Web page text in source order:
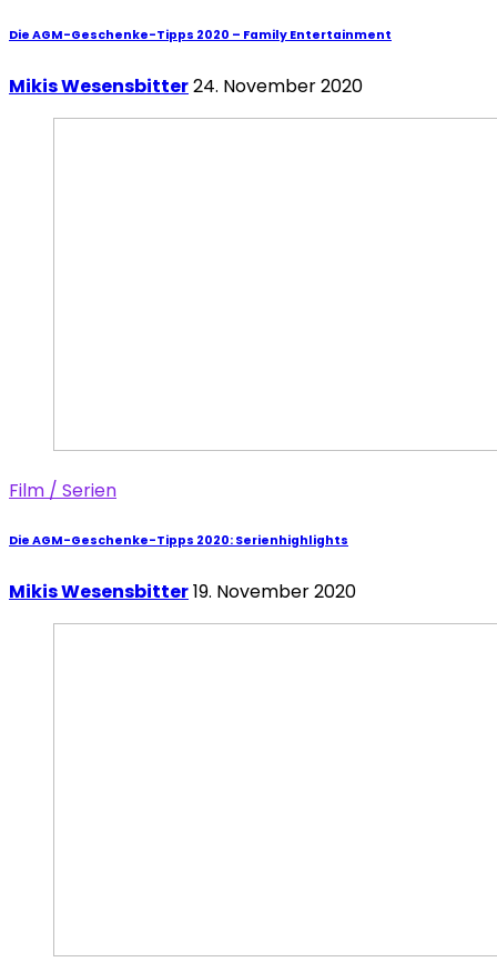
Die AGM-Geschenke-Tipps 2020 – Family Entertainment
Mikis Wesensbitter24. November 2020
Film / Serien
Die AGM-Geschenke-Tipps 2020: Serienhighlights
Mikis Wesensbitter19. November 2020